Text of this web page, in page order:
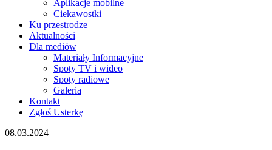
Aplikacje mobilne
Ciekawostki
Ku przestrodze
Aktualności
Dla mediów
Materiały Informacyjne
Spoty TV i wideo
Spoty radiowe
Galeria
Kontakt
Zgłoś Usterkę
08.03.2024